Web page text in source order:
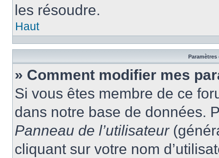
les résoudre.
Haut
Paramètres
» Comment modifier mes
Si vous êtes membre de ce
dans notre base de données.
Panneau de l’utilisateur
cliquant sur votre nom